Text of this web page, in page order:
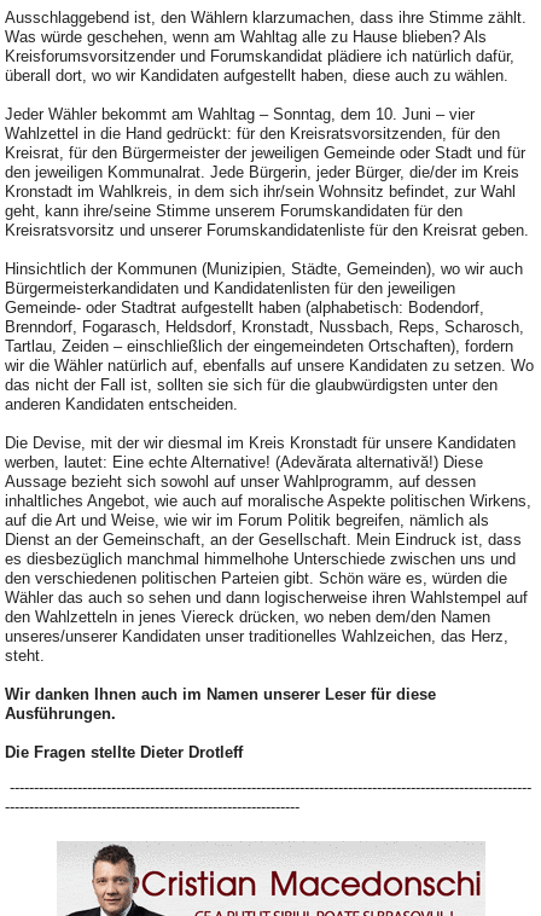
Ausschlaggebend ist, den Wählern klarzumachen, dass ihre Stimme zählt.
Was würde geschehen, wenn am Wahltag alle zu Hause blieben? Als
Kreisforumsvorsitzender und Forumskandidat plädiere ich natürlich dafür,
überall dort, wo wir Kandidaten aufgestellt haben, diese auch zu wählen.
Jeder Wähler bekommt am Wahltag – Sonntag, dem 10. Juni – vier
Wahlzettel in die Hand gedrückt: für den Kreisratsvorsitzenden, für den
Kreisrat, für den Bürgermeister der jeweiligen Gemeinde oder Stadt und für
den jeweiligen Kommunalrat. Jede Bürgerin, jeder Bürger, die/der im Kreis
Kronstadt im Wahlkreis, in dem sich ihr/sein Wohnsitz befindet, zur Wahl
geht, kann ihre/seine Stimme unserem Forumskandidaten für den
Kreisratsvorsitz und unserer Forumskandidatenliste für den Kreisrat geben.
Hinsichtlich der Kommunen (Munizipien, Städte, Gemeinden), wo wir auch
Bürgermeisterkandidaten und Kandidatenlisten für den jeweiligen
Gemeinde- oder Stadtrat aufgestellt haben (alphabetisch: Bodendorf,
Brenndorf, Fogarasch, Heldsdorf, Kronstadt, Nussbach, Reps, Scharosch,
Tartlau, Zeiden – einschließlich der eingemeindeten Ortschaften), fordern
wir die Wähler natürlich auf, ebenfalls auf unsere Kandidaten zu setzen. Wo
das nicht der Fall ist, sollten sie sich für die glaubwürdigsten unter den
anderen Kandidaten entscheiden.
Die Devise, mit der wir diesmal im Kreis Kronstadt für unsere Kandidaten
werben, lautet: Eine echte Alternative! (Adevărata alternativă!) Diese
Aussage bezieht sich sowohl auf unser Wahlprogramm, auf dessen
inhaltliches Angebot, wie auch auf moralische Aspekte politischen Wirkens,
auf die Art und Weise, wie wir im Forum Politik begreifen, nämlich als
Dienst an der Gemeinschaft, an der Gesellschaft. Mein Eindruck ist, dass
es diesbezüglich manchmal himmelhohe Unterschiede zwischen uns und
den verschiedenen politischen Parteien gibt. Schön wäre es, würden die
Wähler das auch so sehen und dann logischerweise ihren Wahlstempel auf
den Wahlzetteln in jenes Viereck drücken, wo neben dem/den Namen
unseres/unserer Kandidaten unser traditionelles Wahlzeichen, das Herz,
steht.
Wir danken Ihnen auch im Namen unserer Leser für diese
Ausführungen.
Die Fragen stellte Dieter Drotleff
------------------------------------------------------------------------------------------------------------
-------------------------------------------------------------